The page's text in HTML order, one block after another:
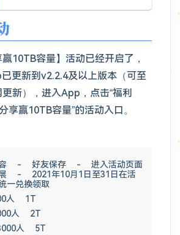
10TB容量】活动已经开启了，
更新到v2.2.4及以上版本（可至
新），进入App，点击“福利
享赢10TB容量”的活动入口。
容 - 好友保存 - 进入活动页面
- 2021年10月1日至31日在活
一兑换领取
人 1T
人 2T
人 5T